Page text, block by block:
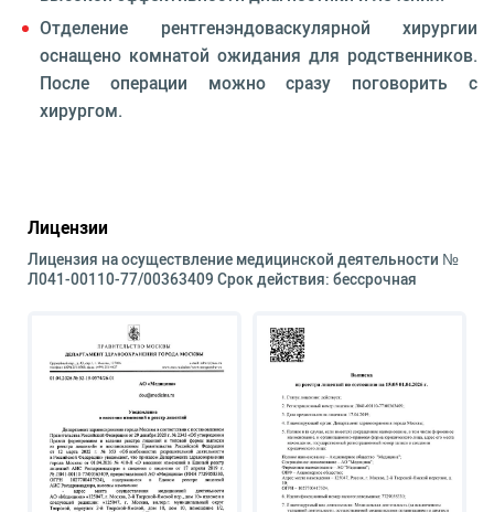
Отделение рентгенэндоваскулярной хирургии
оснащено комнатой ожидания для родственников.
После операции можно сразу поговорить с
хирургом.
Лицензии
Лицензия на осуществление медицинской деятельности №
Л041-00110-77/00363409 Срок действия: бессрочная